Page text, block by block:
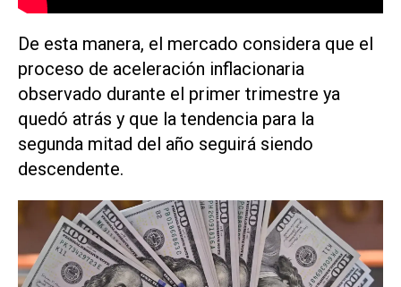
De esta manera, el mercado considera que el
proceso de aceleración inflacionaria
observado durante el primer trimestre ya
quedó atrás y que la tendencia para la
segunda mitad del año seguirá siendo
descendente.